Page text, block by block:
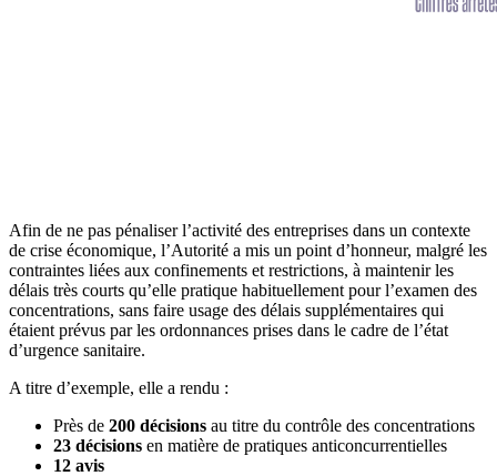
Afin de ne pas pénaliser l’activité des entreprises dans un contexte
de crise économique, l’Autorité a mis un point d’honneur, malgré les
contraintes liées aux confinements et restrictions, à maintenir les
délais très courts qu’elle pratique habituellement pour l’examen des
concentrations, sans faire usage des délais supplémentaires qui
étaient prévus par les ordonnances prises dans le cadre de l’état
d’urgence sanitaire.
A titre d’exemple, elle a rendu :
Près de 200 décisions au titre du contrôle des concentrations
23 décisions en matière de pratiques anticoncurrentielles
12 avis